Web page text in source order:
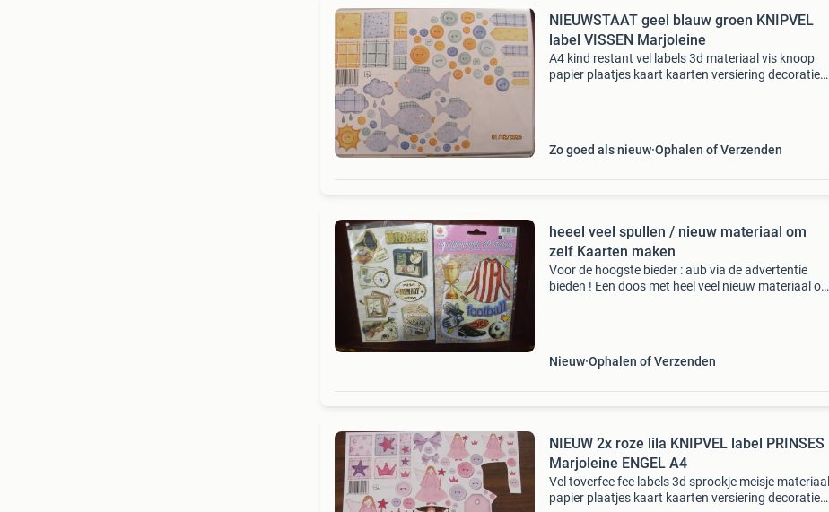
NIEUWSTAAT geel blauw groen KNIPVEL
label VISSEN Marjoleine
A4 kind restant vel labels 3d materiaal vis knoop
papier plaatjes kaart kaarten versiering decoratie
Zo goed als nieuw Ophalen of Verzenden
heeel veel spullen / nieuw materiaal om
zelf Kaarten maken
Voor de hoogste bieder : aub via de advertentie
bieden ! Een doos met heel veel nieuw materiaal om
Nieuw Ophalen of Verzenden
NIEUW 2x roze lila KNIPVEL label PRINSES
Marjoleine ENGEL A4
Vel toverfee fee labels 3d sprookje meisje materiaal
papier plaatjes kaart kaarten versiering decoratie